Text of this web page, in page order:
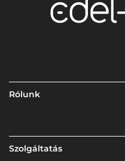
Rólunk
Szolgáltatás